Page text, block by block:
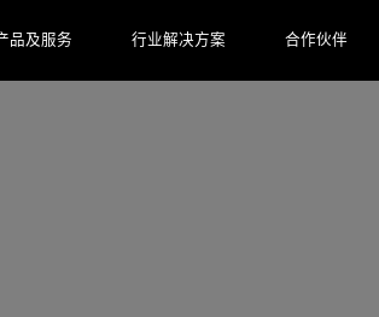
品及服务 行业解决方案 合作伙伴